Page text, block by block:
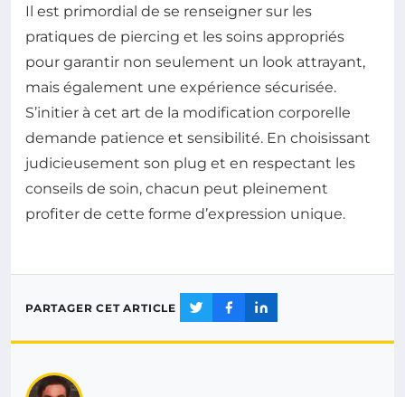
Il est primordial de se renseigner sur les
pratiques de piercing et les soins appropriés
pour garantir non seulement un look attrayant,
mais également une expérience sécurisée.
S’initier à cet art de la modification corporelle
demande patience et sensibilité. En choisissant
judicieusement son plug et en respectant les
conseils de soin, chacun peut pleinement
profiter de cette forme d’expression unique.
PARTAGER CET ARTICLE